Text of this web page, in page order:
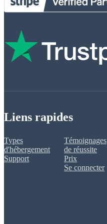
Liens rapides
Types
d'hébergement
Support
Témoignages
de réussite
Prix
Se connecter